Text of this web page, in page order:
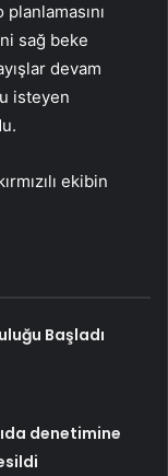
sağ beke
devam
isteyen
ekibin
Başladı
denetimine